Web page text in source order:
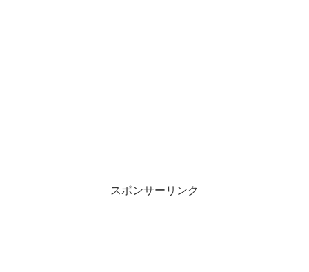
スポンサーリンク